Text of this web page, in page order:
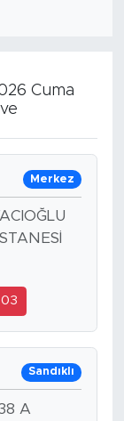
Cuma
Merkez
Sandıklı
A